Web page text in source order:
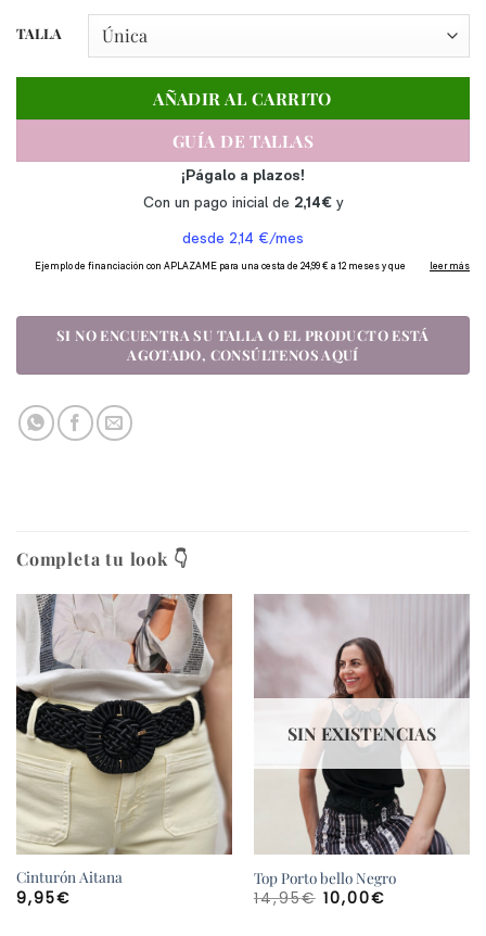
TALLA
AÑADIR AL CARRITO
GUÍA DE TALLAS
Completa tu look 👇
Cinturón Aitana
9,95€
SIN EXISTENCIAS
Top Porto bello Negro
14,95€ El
precio
10,00€El